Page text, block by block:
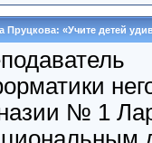
Пруцкова: «Учите детей
№ 1